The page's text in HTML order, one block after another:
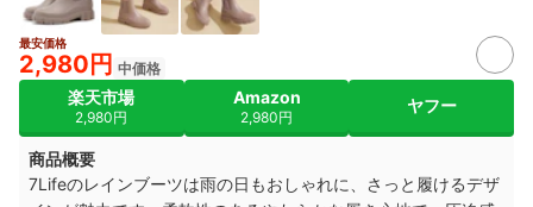
最安価格
2,980円 中価格
楽天市場
2,980円
Amazon
2,980円
ヤフー
商品概要
7Lifeのレインブーツは雨の日もおしゃれに、さっと履けるデザ